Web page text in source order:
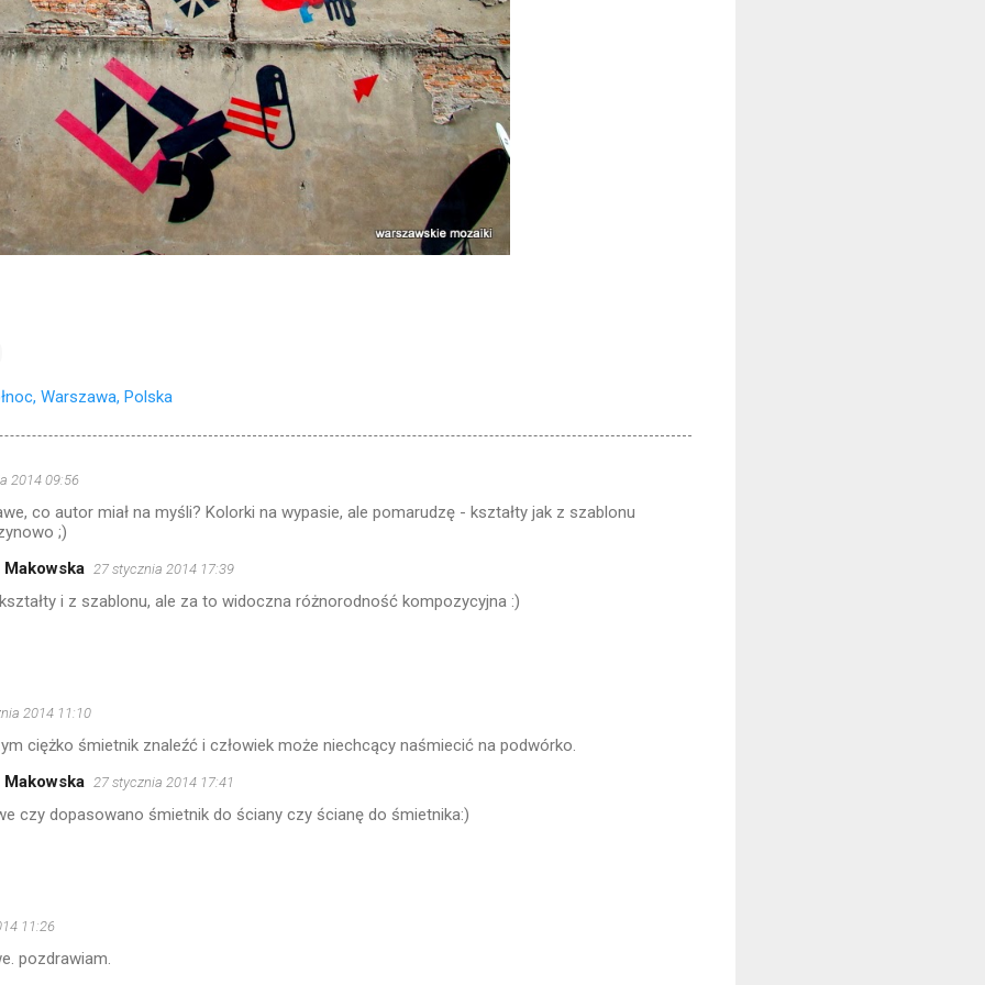
Warszawa, Polska
2014 09:56
co autor miał na myśli? Kolorki na wypasie, ale pomarudzę - kształty jak z szablonu
;)
Makowska 27 stycznia 2014 17:39
i z szablonu, ale za to widoczna różnorodność kompozycyjna :)
2014 11:10
ciężko śmietnik znaleźć i człowiek może niechcący naśmiecić na podwórko.
Makowska 27 stycznia 2014 17:41
czy dopasowano śmietnik do ściany czy ścianę do śmietnika:)
11:26
pozdrawiam.